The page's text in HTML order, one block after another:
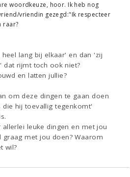
woordkeuze, hoor. Ik heb nog
vriendin gezegd:"Ik respecteer
raar?
lang bij elkaar' en dan 'zij
dat rijmt toch ook niet?
en latten jullie?
om deze dingen te gaan doen
hij toevallig tegenkomt'
leuke dingen en met jou
met jou doen? Waarom
wil?